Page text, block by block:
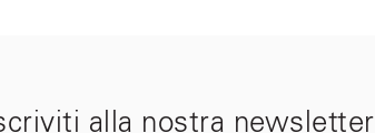
alla nostra newsletter